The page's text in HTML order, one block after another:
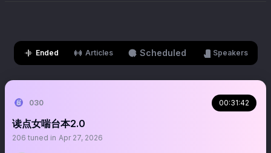
Ended Articles Scheduled Speakers
030 00:31:42
读点女喘台本2.0
206 tuned in Apr 27, 2026